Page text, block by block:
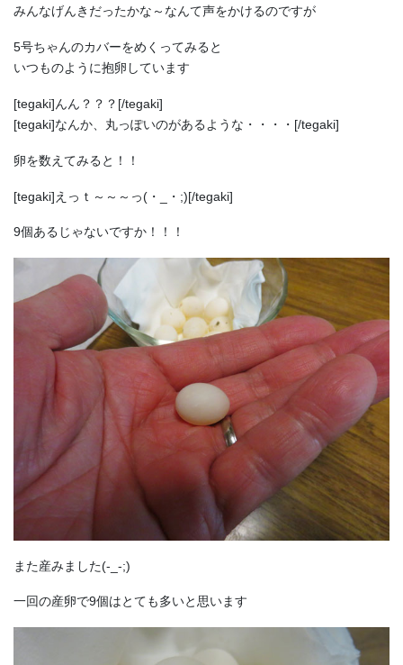
みんなげんきだったかな～なんて声をかけるのですが
5号ちゃんのカバーをめくってみると
いつものように抱卵しています
[tegaki]んん？？？[/tegaki]
[tegaki]なんか、丸っぽいのがあるような・・・・[/tegaki]
卵を数えてみると！！
[tegaki]えっｔ～～～っ(・_・;)[/tegaki]
9個あるじゃないですか！！！
また産みました(-_-;)
一回の産卵で9個はとても多いと思います